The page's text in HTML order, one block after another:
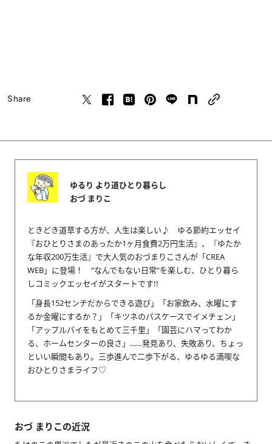
Share
ゆるり より道ひとり暮らし
おづ まりこ
ときどき道草する方が、人生は楽しい♪ ゆる節約エッセイ
『おひとりさまのあったか1ヶ月食費2万円生活』、『ゆたか
な年収200万生活』で大人気のおづまりこさんが「CREA
WEB」に登場！ “なんでもない日常”を楽しむ、ひとり暮ら
しコミックエッセイがスタートです!!
「身長152センチだからできる遊び」「お家飲み、水曜にす
るか金曜にするか？」「キツネのパスケースでイメチェン」
「アップルパイをもとめて三千里」「園芸にハマってわか
る、ホームセンターの良さ」……発見あり、失敗あり、ちょっ
といい瞬間もあり。三歩進んで二歩下がる、ゆるゆる満喫な
おひとりさまライフ♡
おづ まりこの近況